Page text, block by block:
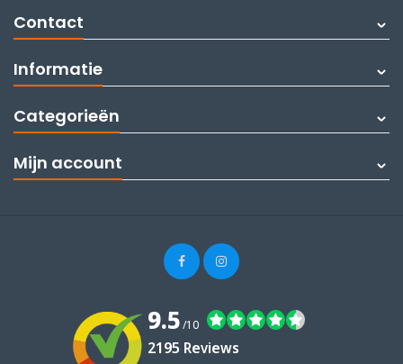
Contact
Informatie
Categorieën
Mijn account
9.5/10
2195 Reviews